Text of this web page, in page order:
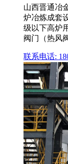
山西晋通冶
炉冶炼成套
级以下高炉
阀门（热风
联系电话: